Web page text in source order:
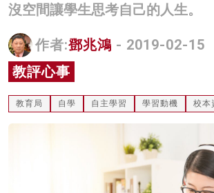
科技
影片
名家榜
灼見活動
關於我們
沒空間讓學生思考自己的人生。
作者:鄧兆鴻 - 2019-02-15
教評心事
教育局 自學 自主學習 學習動機 校本